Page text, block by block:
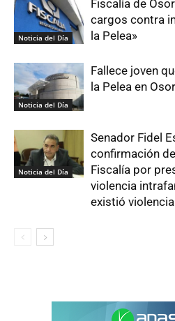
Noticia del Día
Fiscalía de
cargos contra
la Pelea»
Noticia del Día
Fallece joven
la Pelea en
Noticia del Día
Senador Fidel
confirmación
Fiscalía por
violencia
existió